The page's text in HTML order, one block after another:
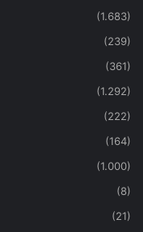
(1.683)
(239)
(361)
(1.292)
(222)
(164)
(1.000)
(8)
(21)